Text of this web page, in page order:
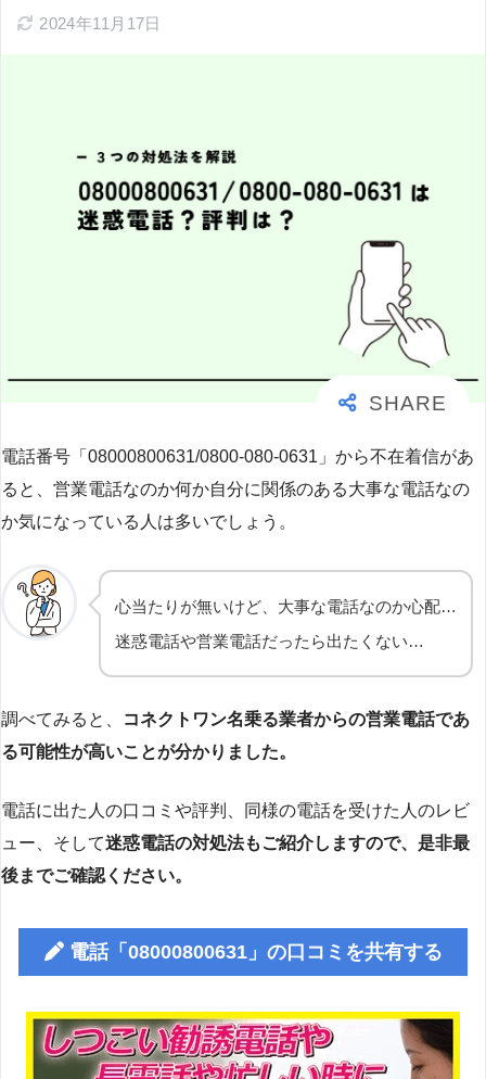
2024年11月17日
電話番号「08000800631/0800-080-0631」から不在着信があ
ると、営業電話なのか何か自分に関係のある大事な電話なの
か気になっている人は多いでしょう。
心当たりが無いけど、大事な電話なのか心配…
迷惑電話や営業電話だったら出たくない…
調べてみると、
コネクトワン名乗る業者からの営業電話であ
る可能性が高いことが分かりました。
電話に出た人の口コミや評判、同様の電話を受けた人のレビ
ュー、そして迷惑電話の対処法もご紹介しますので、是非最
後までご確認ください。
電話「08000800631」の口コミを共有する